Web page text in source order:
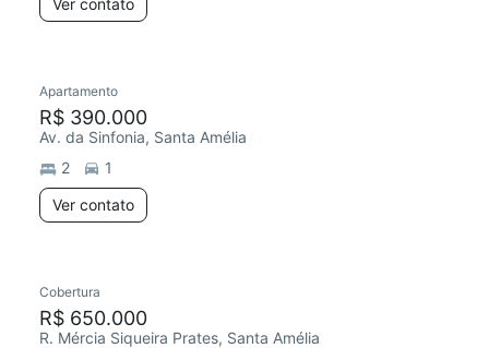
Ver contato
Apartamento
R$ 390.000
Av. da Sinfonia, Santa Amélia
2
1
Ver contato
Cobertura
R$ 650.000
R. Mércia Siqueira Prates, Santa Amélia